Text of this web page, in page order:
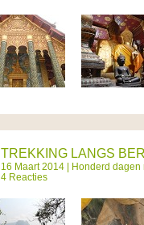
TREKKING LANGS
16 Maart 2014 | Honderd dagen
4 Reacties